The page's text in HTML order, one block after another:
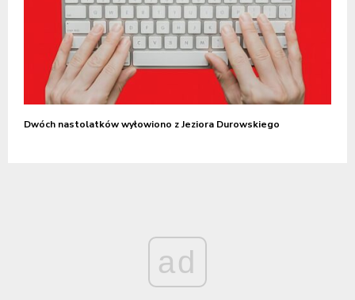
Dwóch nastolatków wyłowiono z Jeziora Durowskiego
ad